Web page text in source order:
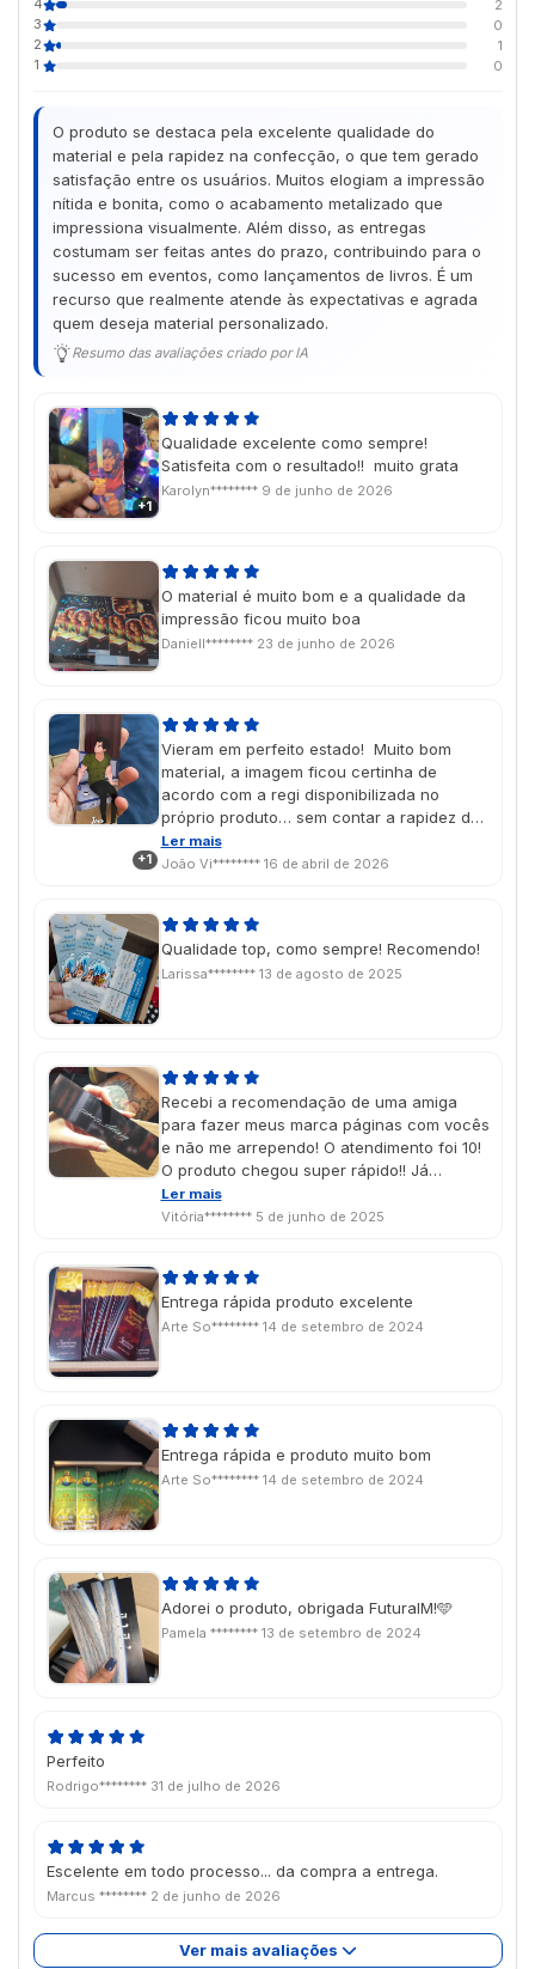
4
2
3
0
2
1
1
0
O produto se destaca pela excelente qualidade do
material e pela rapidez na confecção, o que tem gerado
satisfação entre os usuários. Muitos elogiam a impressão
nítida e bonita, como o acabamento metalizado que
impressiona visualmente. Além disso, as entregas
costumam ser feitas antes do prazo, contribuindo para o
sucesso em eventos, como lançamentos de livros. É um
recurso que realmente atende às expectativas e agrada
quem deseja material personalizado.
Resumo das avaliações criado por IA
+1
Qualidade excelente como sempre!
Satisfeita com o resultado!! muito grata
Karolyn******** 9 de junho de 2026
O material é muito bom e a qualidade da
impressão ficou muito boa
Daniell******** 23 de junho de 2026
+1
Vieram em perfeito estado! Muito bom
material, a imagem ficou certinha de
acordo com a regi disponibilizada no
próprio produto… sem contar a rapidez de
confecção e entrega!
Ler mais
João Vi******** 16 de abril de 2026
Qualidade top, como sempre! Recomendo!
Larissa******** 13 de agosto de 2025
Recebi a recomendação de uma amiga
para fazer meus marca páginas com vocês
e não me arrependo! O atendimento foi 10!
O produto chegou super rápido!! Já
pensando em futuras encomendas!!
Ler mais
Vitória******** 5 de junho de 2025
Entrega rápida produto excelente
Arte So******** 14 de setembro de 2024
Entrega rápida e produto muito bom
Arte So******** 14 de setembro de 2024
Adorei o produto, obrigada FuturaIM!🩵
Pamela ******** 13 de setembro de 2024
Perfeito
Rodrigo******** 31 de julho de 2026
Escelente em todo processo... da compra a entrega.
Marcus ******** 2 de junho de 2026
Ver mais avaliações